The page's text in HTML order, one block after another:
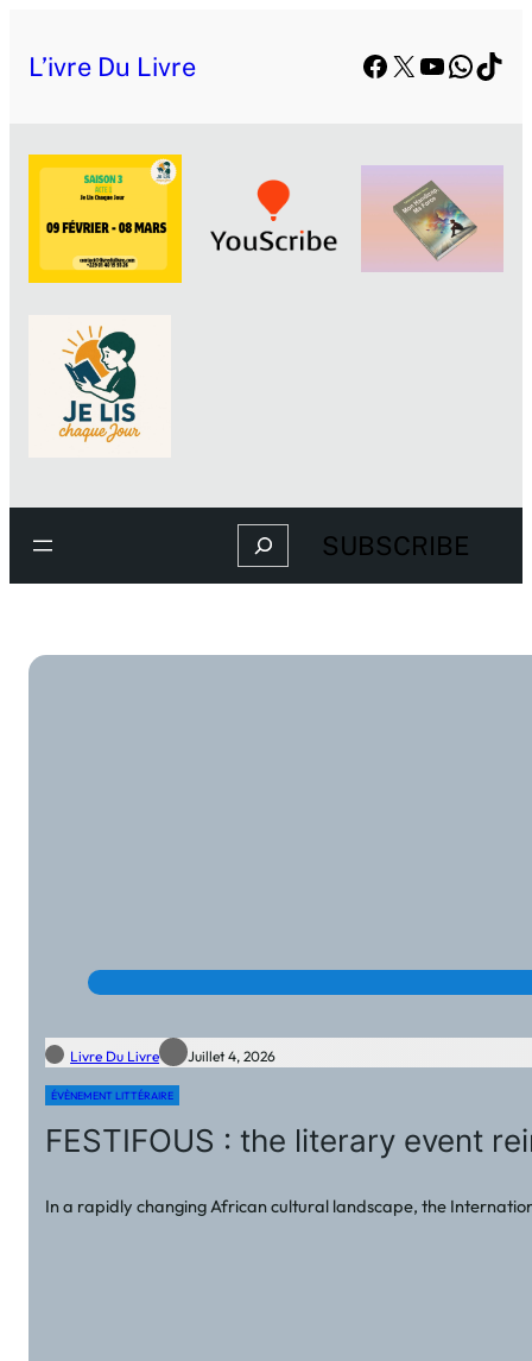
L’ivre Du Livre Facebook
X YouTube
Search SUBSCRIBE
Livre Du Livre Juillet 4, 2026
ÉVÈNEMENT LITTÉRAIRE
FESTIFOUS : the literary event
In a rapidly changing African cultural landscape, the